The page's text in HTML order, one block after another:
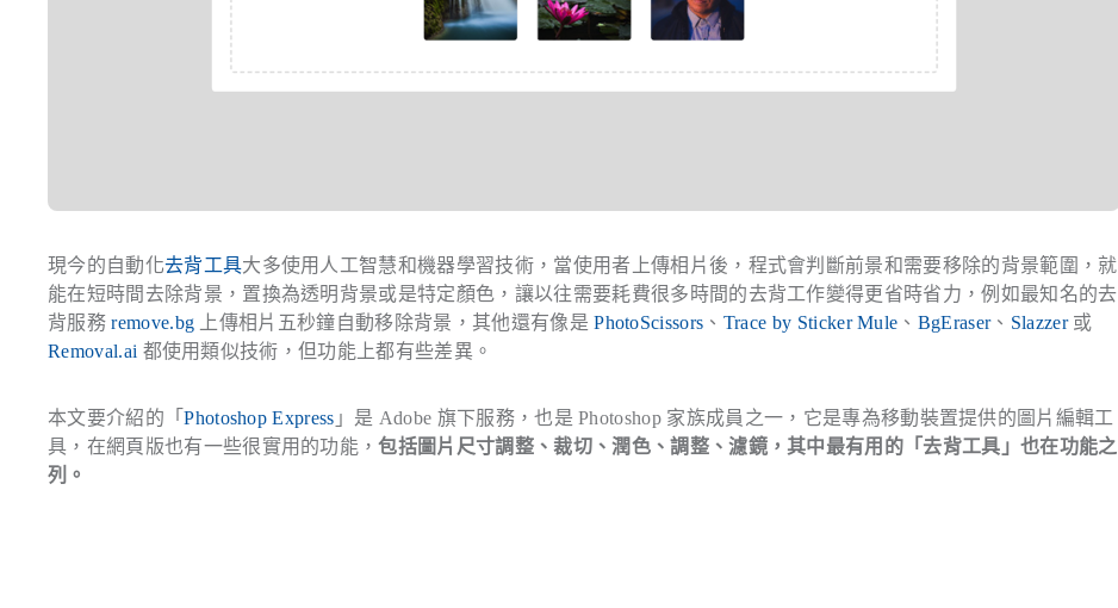
現今的自動化去背工具大多使用人工智慧和機器學習技術，當使用者上傳相片後，程式會判斷前景和需要移除的背景範圍，就
能在短時間去除背景，置換為透明背景或是特定顏色，讓以往需要耗費很多時間的去背工作變得更省時省力，例如最知名的去
背服務remove.bg 上傳相片五秒鐘自動移除背景，其他還有像是PhotoScissors 、 Trace by Sticker Mule 、 BgEraser、 Slazzer或
Removal.ai 都使用類似技術，但功能上都有些差異。
本文要介紹的「Photoshop Express 」是 Adobe 旗下服務，也是 Photoshop 家族成員之一，它是專為移動裝置提供的圖片編輯工
具，在網頁版也有一些很實用的功能，包括圖片尺寸調整、裁切、潤色、調整、濾鏡，其中最有用的「去背工具」也在功能之
列。